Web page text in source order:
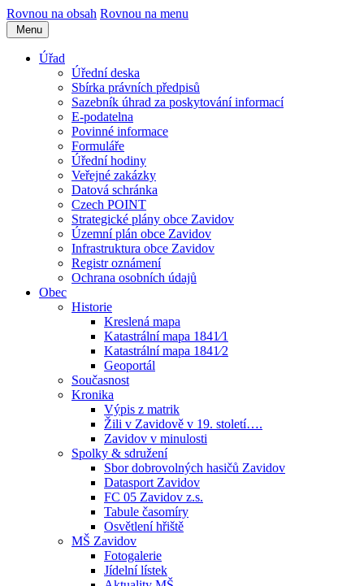
Rovnou na obsah Rovnou na menu
Menu
Úřad
Úřední deska
Sbírka právních předpisů
Sazebník úhrad za poskytování informací
E-podatelna
Povinné informace
Formuláře
Úřední hodiny
Veřejné zakázky
Datová schránka
Czech POINT
Strategické plány obce Zavidov
Územní plán obce Zavidov
Infrastruktura obce Zavidov
Registr oznámení
Ochrana osobních údajů
Obec
Historie
Kreslená mapa
Katastrální mapa 1841⁄1
Katastrální mapa 1841⁄2
Geoportál
Současnost
Kronika
Výpis z matrik
Žili v Zavidově v 19. století….
Zavidov v minulosti
Spolky & sdružení
Sbor dobrovolných hasičů Zavidov
Datasport Zavidov
FC 05 Zavidov z.s.
Tabule časomíry
Osvětlení hřiště
MŠ Zavidov
Fotogalerie
Jídelní lístek